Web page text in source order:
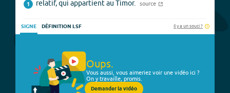
1 relatif, qui appartient au Timor. source
SIGNE DÉFINITION LSF Il y a un souci ?
Oups.
Vous aussi, vous aimeriez voir une vidéo ici ?
On y travaille, promis.
Demander la vidéo